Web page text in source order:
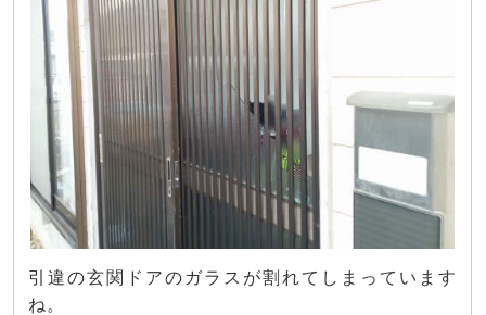
引違の玄関ドアのガラスが割れてしまっています
ね。